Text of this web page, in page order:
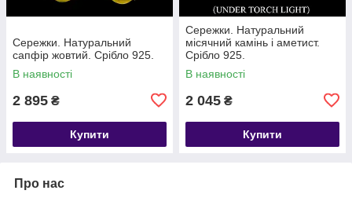
Сережки. Натуральний
сапфір жовтий. Срібло 925.
В наявності
2 895 ₴
Купити
Сережки. Натуральний
місячний камінь і аметист.
Срібло 925.
В наявності
2 045 ₴
Купити
Про нас